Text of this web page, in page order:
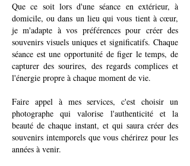
Que ce soit lors d'une séance en extérieur, à
domicile, ou dans un lieu qui vous tient à cœur,
je m'adapte à vos préférences pour créer des
souvenirs visuels uniques et significatifs. Chaque
séance est une opportunité de figer le temps, de
capturer des sourires, des regards complices et
l'énergie propre à chaque moment de vie.
Faire appel à mes services, c'est choisir un
photographe qui valorise l'authenticité et la
beauté de chaque instant, et qui saura créer des
souvenirs intemporels que vous chérirez pour les
années à venir.